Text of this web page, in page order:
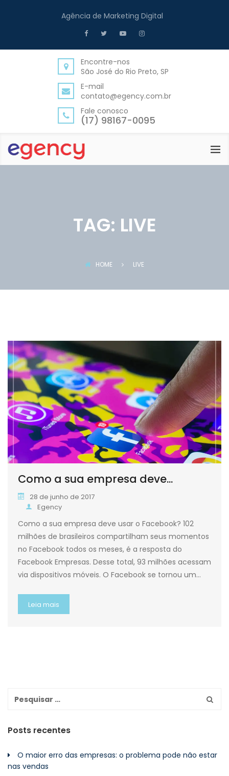
Agência de Marketing Digital
Encontre-nos
São José do Rio Preto, SP
E-mail
contato@egency.com.br
Fale conosco
(17) 98167-0095
TAG: LIVE
HOME LIVE
Como a sua empresa deve...
28 de junho de 2017
Egency
Como a sua empresa deve usar o Facebook? 102
milhões de brasileiros compartilham seus momentos
no Facebook todos os meses, é a resposta do
Facebook Empresas. Desse total, 93 milhões acessam
via dispositivos móveis. O Facebook se tornou um…
Leia mais
Posts recentes
O maior erro das empresas: o problema pode não estar
nas vendas